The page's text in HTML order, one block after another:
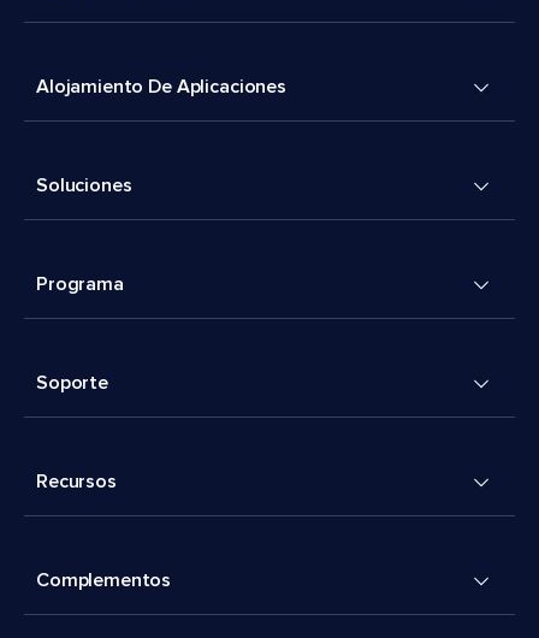
Alojamiento De Aplicaciones
Soluciones
Programa
Soporte
Recursos
Complementos